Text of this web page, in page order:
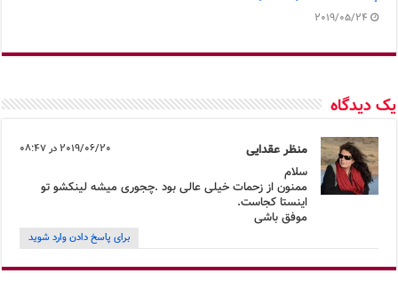
2019/05/24
یک دیدگاه
منظر عقدایی 2019/06/20 در 08:47
سلام
ممنون از زحمات خیلی عالی بود .چجوری میشه لینکشو تو
اینستا کجاست.
موفق باشی
برای پاسخ دادن وارد شوید